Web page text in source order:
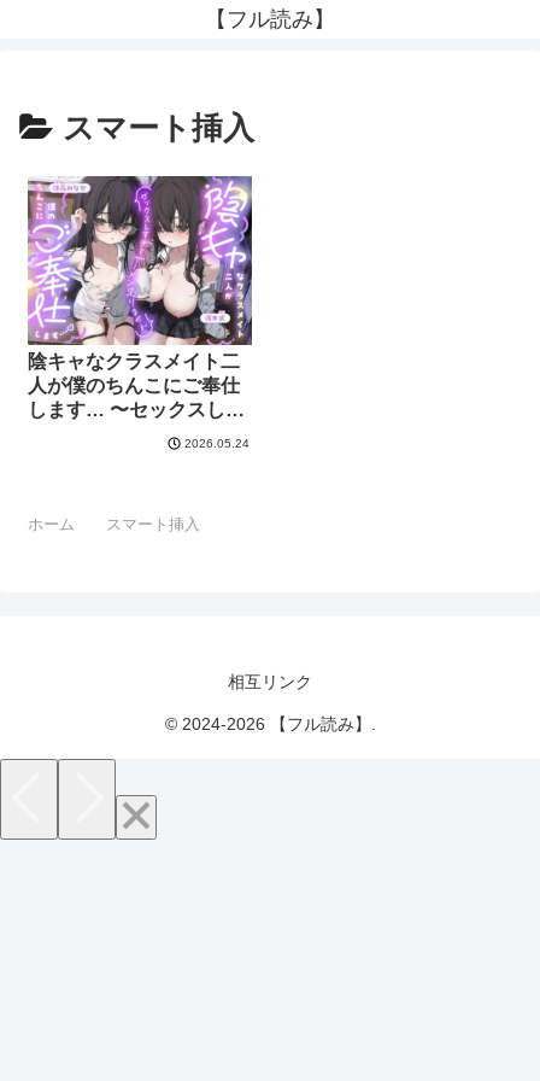
【フル読み】
スマート挿入
陰キャなクラスメイト二
人が僕のちんこにご奉仕
します… 〜セックスしす
ぎてザーメン足りませ2026.05.24
ホーム スマート挿入
相互リンク
© 2024-2026 【フル読み】.